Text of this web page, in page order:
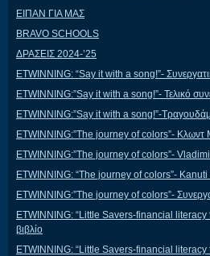
ΕΙΠΑΝ ΓΙΑ ΜΑΣ
BRAVO SCHOOLS
ΔΡΑΣΕΙΣ 2024-’25
ETWINNING: “Say it with a song!”-
ETWINNING:”Say it with a song!”- Τελικό
ETWINNING:”Say it with a song!”-
ETWINNING:”The journey of colors”- Κλωντ
ETWINNING:”The journey of colors”-
ETWINNING: “The journey of colors”-
ETWINNING:”The journey of colors”-
ETWINNING: “Little Savers-financial literacy
βιβλίο
ETWINNING: “Little Savers-financial literacy